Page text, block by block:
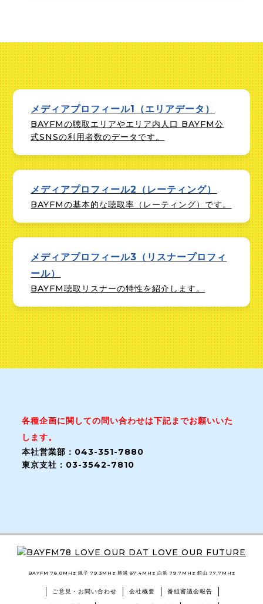
メディアプロフィール1（エリアデータ）
BAYFMの聴取エリアやエリア内人口 BAYFM公
式SNSの利用者数のデータです。
メディアプロフィール2（レーティング）
BAYFMの基本的な聴取率（レーティング）です。
メディアプロフィール3（リスナープロフィ
ール）
BAYFM聴取リスナーの特性を紹介します。
各種企画に関しての問い合わせは下記までお願いいた
します。
本社営業部：043-351-7880
東京支社：03-3542-7810
BAYFM 78.0MHz 銚子 79.3MHz 勝浦 87.4MHz 白浜 79.7MHz 館山 77.7MHz
ご意見・お問い合わせ 会社概要
番組審議会報告